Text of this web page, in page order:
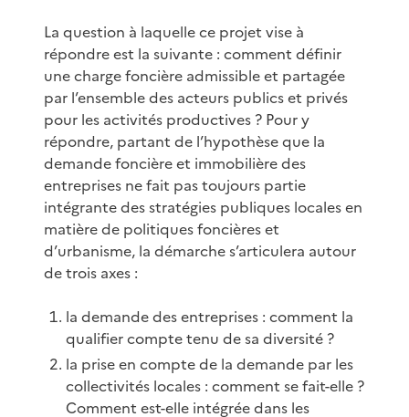
La question à laquelle ce projet vise à
répondre est la suivante : comment définir
une charge foncière admissible et partagée
par l’ensemble des acteurs publics et privés
pour les activités productives ? Pour y
répondre, partant de l’hypothèse que la
demande foncière et immobilière des
entreprises ne fait pas toujours partie
intégrante des stratégies publiques locales en
matière de politiques foncières et
d’urbanisme, la démarche s’articulera autour
de trois axes :
la demande des entreprises : comment la
qualifier compte tenu de sa diversité ?
la prise en compte de la demande par les
collectivités locales : comment se fait-elle ?
Comment est-elle intégrée dans les